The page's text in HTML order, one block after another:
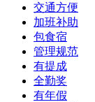
交通方便
加班补助
包食宿
管理规范
有提成
全勤奖
有年假